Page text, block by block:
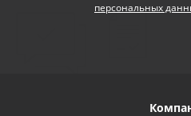
персональных